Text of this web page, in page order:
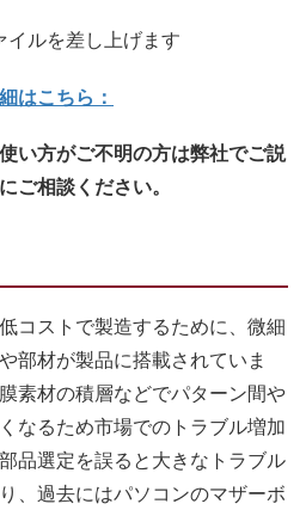
イルを差し上げます
はこちら：
い方がご不明の方は弊社でご説
ご相談ください。
コストで製造するために、微細
部材が製品に搭載されていま
素材の積層などでパターン間や
なるため市場でのトラブル増加
品選定を誤ると大きなトラブル
、過去にはパソコンのマザーボ